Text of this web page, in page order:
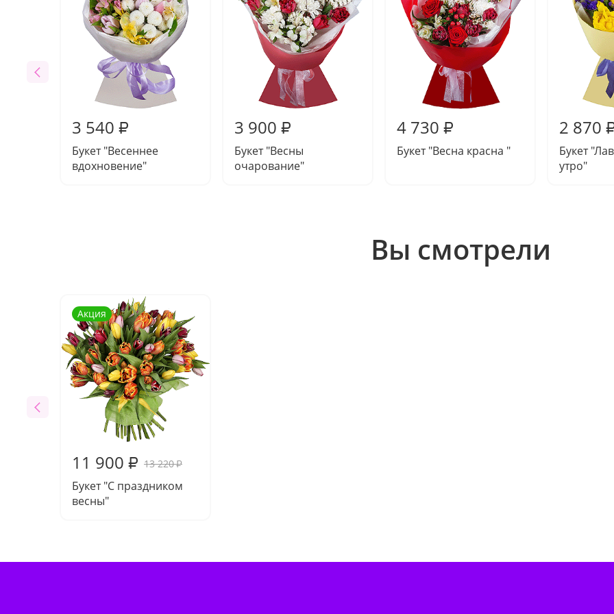
3 540 ₽
Букет "Весеннее
вдохновение"
3 900 ₽
Букет "Весны
очарование"
4 730 ₽
Букет "Весна красна "
2 870
Букет
утро"
Вы смотрели
Акция
11 900 ₽ 13 220₽
Букет "С праздником
весны"